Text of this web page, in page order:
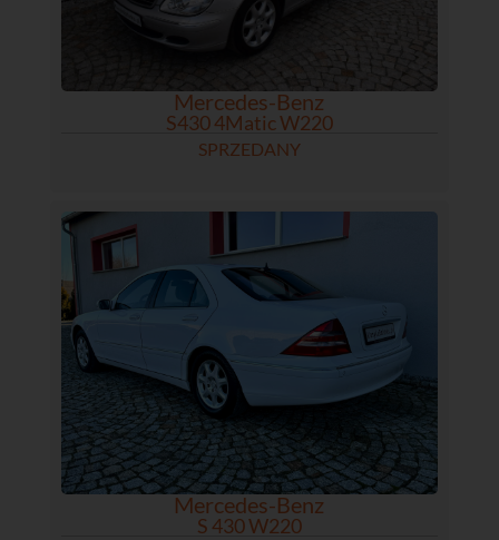
Mercedes-Benz
S430 4Matic W220
SPRZEDANY
Mercedes-Benz
S 430 W220